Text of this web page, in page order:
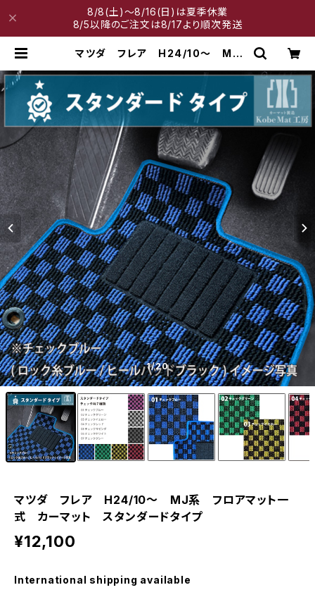
8/8(土)～8/16(日)は夏季休業
8/5以降のご注文は8/17より順次発送
マツダ フレア H24/10〜 MJ
スタンダードタイプ | 神戸マット工房
1/20
マツダ フレア H24/10〜 MJ系 フロアマット一
式 カーマット スタンダードタイプ
¥12,100
International shipping available